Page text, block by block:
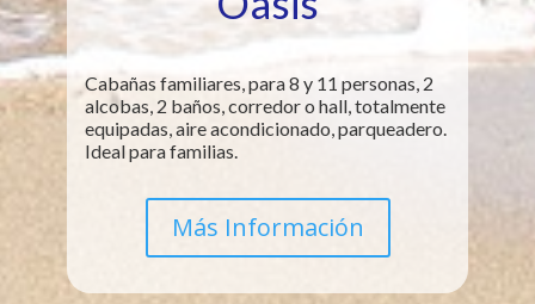
Cabañas familiares, para 8 y 11 personas, 2
alcobas, 2 baños, corredor o hall, totalmente
equipadas, aire acondicionado, parqueadero.
Ideal para familias.
Más Información